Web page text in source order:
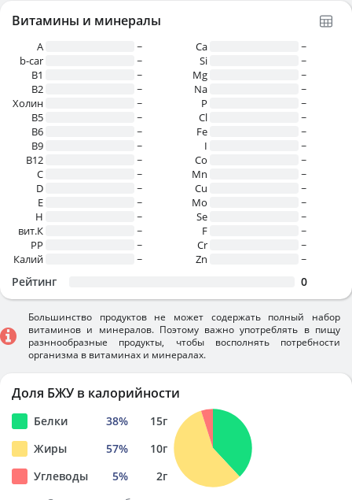
Витамины и минералы
A
~
b-car
~
В1
~
B2
~
Холин
~
B5
~
B6
~
B9
~
B12
~
C
~
D
~
E
~
H
~
вит.К
~
PP
~
Калий
~
Ca
~
Si
~
Mg
~
Na
~
P
~
Cl
~
Fe
~
I
~
Co
~
Mn
~
Cu
~
Mo
~
Se
~
F
~
Cr
~
Zn
~
Рейтинг 0
Большинство продуктов не может содержать полный набор
витаминов и минералов. Поэтому важно употреблять в пищу
разннообразные продукты, чтобы восполнять потребности
организма в витаминах и минералах.
Доля БЖУ в калорийности
Белки 38% 15г
Жиры
57% 10г
Углеводы
5% 2г